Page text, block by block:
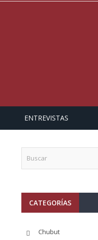
ENTREVISTAS
CATEGORÍAS
Chubut